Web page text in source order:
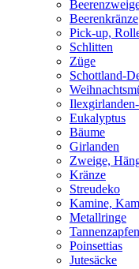
Beerenkränze
Pick-up,
Schlitten
Züge
Schottland-
Eukalyptus
Bäume
Girlanden
Zweige,
Kränze
Streudeko
Kamine,
Metallringe
Poinsettias
Jutesäcke